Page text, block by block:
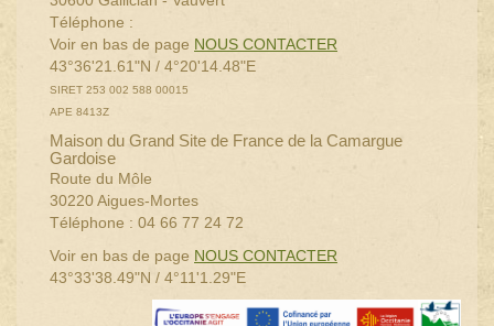
Téléphone :
Voir en bas de page NOUS CONTACTER
43°36'21.61"N / 4°20'14.48"E
SIRET 253 002 588 00015
APE 8413Z
Maison du Grand Site de France de la Camargue
Gardoise
Route du Môle
30220 Aigues-Mortes
Téléphone : 04 66 77 24 72
Voir en bas de page NOUS CONTACTER
43°33'38.49"N / 4°11'1.29"E